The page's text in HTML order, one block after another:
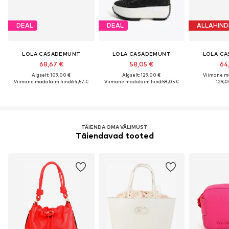
DEAL
LOLA CASADEMUNT
68,67 €
Algselt: 109,00 €
Viimane madalaim hind:64,57 €
DEAL
LOLA CASADEMUNT
58,05 €
Algselt: 129,00 €
Viimane madalaim hind:58,05 €
LOLA
Viimane
TÄIENDA OMA VÄLIMUST
Täiendavad tooted